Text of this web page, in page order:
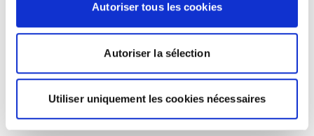
Autoriser tous les cookies
Autoriser la sélection
Utiliser uniquement les cookies nécessaires